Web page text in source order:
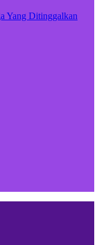
Yang Ditinggalkan